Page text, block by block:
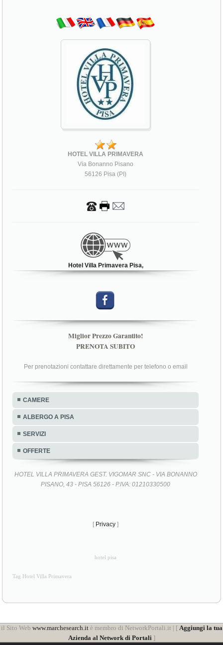
HOTEL VILLA PRIMAVERA
Via Bonanno Pisano
56126 Pisa (PI)
Hotel Villa Primavera Pisa,
Miglior Prezzo Garantito!
PRENOTA SUBITO
Per prenotazioni contattare direttamente per telefono o email
CAMERE
ALBERGO A PISA
SERVIZI
OFFERTE
HOTEL VILLA PRIMAVERA GEST. VIGOMAR SNC - VIA BONANNO
PISANO, 43 - PISA 56126 - P.IVA: 01210330500
[ Privacy ]
hotel pisa
Tag Hotel Villa Primavera
il Sito Web www.marchesearch.itè membro di NetworkPortali.it | [ Aggiungi la tua
Azienda al Network di Portali]